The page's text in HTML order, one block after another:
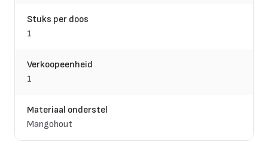
Stuks per doos
1
Verkoopeenheid
1
Materiaal onderstel
Mangohout